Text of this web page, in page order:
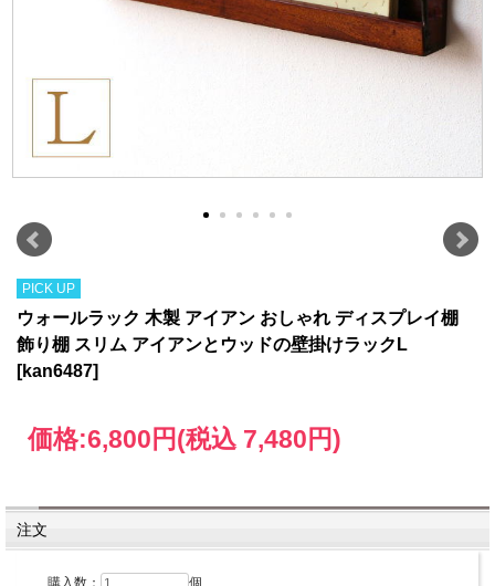
PICK UP
ウォールラック 木製 アイアン おしゃれ ディスプレイ棚
飾り棚 スリム アイアンとウッドの壁掛けラックL
[kan6487]
価格:6,800円(税込 7,480円)
注文